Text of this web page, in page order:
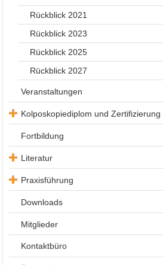
Rückblick 2021
Rückblick 2023
Rückblick 2025
Rückblick 2027
Veranstaltungen
Kolposkopiediplom und Zertifizierung
Fortbildung
Literatur
Praxisführung
Downloads
Mitglieder
Kontaktbüro